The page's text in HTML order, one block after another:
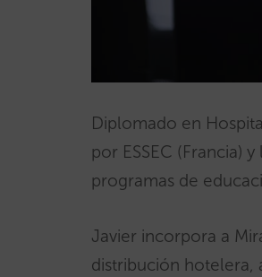
Diplomado en
por ESSEC (Francia)
programas de
Javier incorpora a
distribución hotelera,